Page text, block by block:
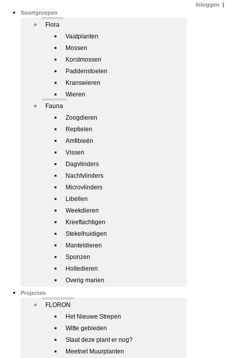
Soortgroepen
Flora
Vaatplanten
Mossen
Korstmossen
Paddenstoelen
Kranswieren
Wieren
Fauna
Zoogdieren
Reptielen
Amfibieën
Vissen
Dagvlinders
Nachtvlinders
Microvlinders
Libellen
Weekdieren
Kreeftachtigen
Stekelhuidigen
Manteldieren
Sponzen
Holtedieren
Overig marien
Projecten
FLORON
Het Nieuwe Strepen
Witte gebieden
Staat deze plant er nog?
Meetnet Muurplanten
Inloggen |